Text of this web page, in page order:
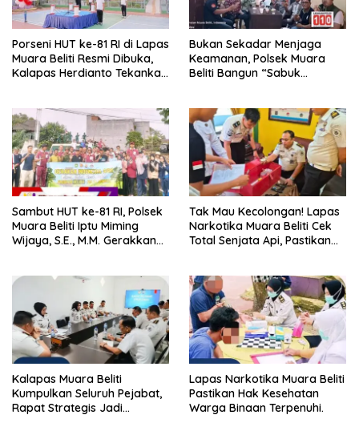
Porseni HUT ke-81 RI di Lapas
Muara Beliti Resmi Dibuka,
Kalapas Herdianto Tekankan
Bukan Sekadar Menjaga
Keamanan, Polsek Muara
Beliti Bangun “Sabuk
Sambut HUT ke-81 RI, Polsek
Muara Beliti Iptu Miming
Wijaya, S.E., M.M. Gerakkan
Tak Mau Kecolongan! Lapas
Narkotika Muara Beliti Cek
Total Senjata Api, Pastikan
Kalapas Muara Beliti
Kumpulkan Seluruh Pejabat,
Rapat Strategis Jadi
Lapas Narkotika Muara Beliti
Pastikan Hak Kesehatan
Warga Binaan Terpenuhi.